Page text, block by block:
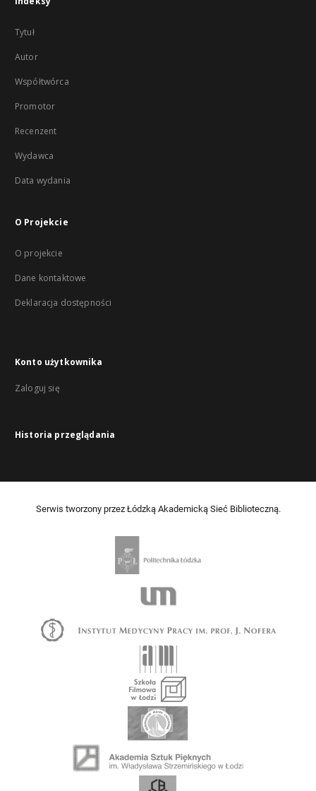
Tytuł
Autor
Współtwórca
Promotor
Recenzent
Wydawca
Data wydania
O Projekcie
O projekcie
Dane kontaktowe
Deklaracja dostępności
Konto użytkownika
Zaloguj się
Historia przeglądania
Serwis tworzony przez Łódzką Akademicką Sieć Biblioteczną.